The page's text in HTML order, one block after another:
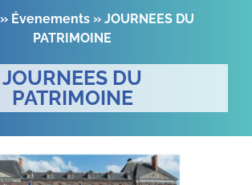
» Évenements » JOURNEES DU
PATRIMOINE
JOURNEES DU
PATRIMOINE